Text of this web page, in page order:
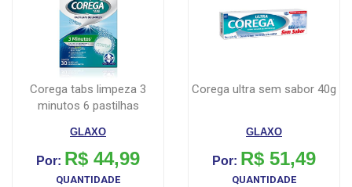
corega tabs limpeza 3
minutos 6 pastilhas
GLAXO
Por: R$ 44,99
QUANTIDADE
corega ultra sem sabor 40g
GLAXO
Por: R$ 51,49
QUANTIDADE